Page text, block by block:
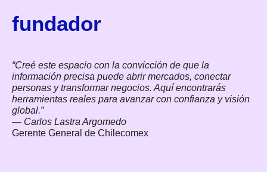
fundador
“Creé este espacio con la convicción de que la
información precisa puede abrir mercados, conectar
personas y transformar negocios. Aquí encontrarás
herramientas reales para avanzar con confianza y visión
global.”
— Carlos Lastra Argomedo
Gerente General de Chilecomex